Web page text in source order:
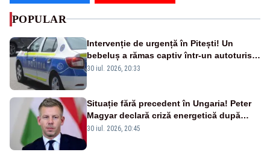
POPULAR
Intervenție de urgență în Pitești! Un
bebeluș a rămas captiv într-un autoturism
din cauza unei defecțiuni
30 iul. 2026, 20:33
Situație fără precedent în Ungaria! Peter
Magyar declară criză energetică după
oprirea centralei de la Paks
30 iul. 2026, 20:45